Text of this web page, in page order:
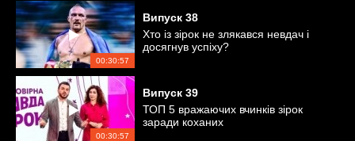
00:30:57
Випуск 38
Хто із зірок не злякався невдач і
досягнув успіху?
00:30:57
Випуск 39
ТОП 5 вражаючих вчинків зірок
заради коханих